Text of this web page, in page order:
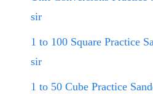
sir
1 to 100 Square Practice
sir
1 to 50 Cube Practice